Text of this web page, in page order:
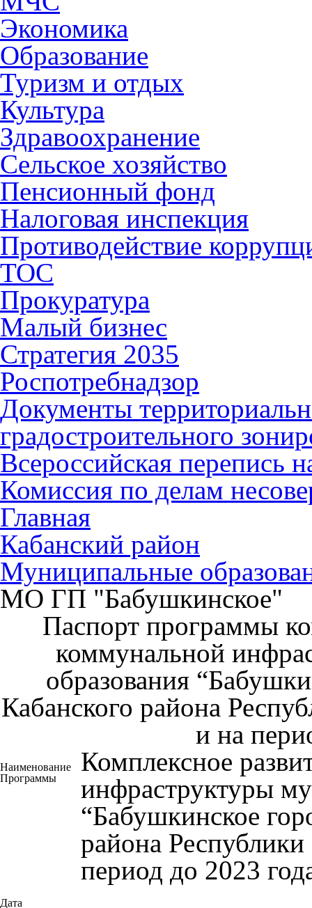
Экономика
Образование
Туризм и отдых
Культура
Здравоохранение
Сельское хозяйство
Пенсионный фонд
Налоговая инспекция
Противодействие
ТОС
Прокуратура
Малый бизнес
Стратегия 2035
Роспотребнадзор
Документы
градостроительного
Всероссийская перепись
Комиссия по делам
Главная
Кабанский район
Муниципальные
МО ГП "Бабушкинское"
Паспорт программы
коммунальной
образования
Кабанского района
и на
Наименование
Программы
Комплексное
инфраструктуры
“Бабушкинское
района
период до 2023
Дата